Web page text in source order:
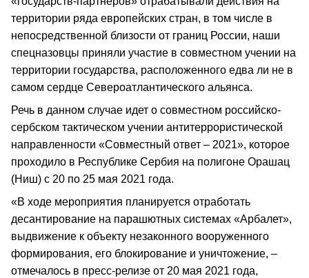
территории ряда европейских стран, в том числе в
непосредственной близости от границ России, наши
спецназовцы приняли участие в совместном учении на
территории государства, расположенного едва ли не в
самом сердце Североатлантического альянса.
Речь в данном случае идет о совместном российско-
сербском тактическом учении антитеррористической
направленности «Совместный ответ – 2021», которое
проходило в Республике Сербия на полигоне Орашац
(Ниш) с 20 по 25 мая 2021 года.
«В ходе мероприятия планируется отработать
десантирование на парашютных системах «Арбалет»,
выдвижение к объекту незаконного вооруженного
формирования, его блокирование и уничтожение, –
отмечалось в пресс-релизе от 20 мая 2021 года,